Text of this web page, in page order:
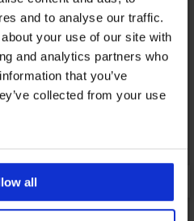
and to analyse our traffic.
your use of our site with
and analytics partners who
that you’ve
collected from your use
all